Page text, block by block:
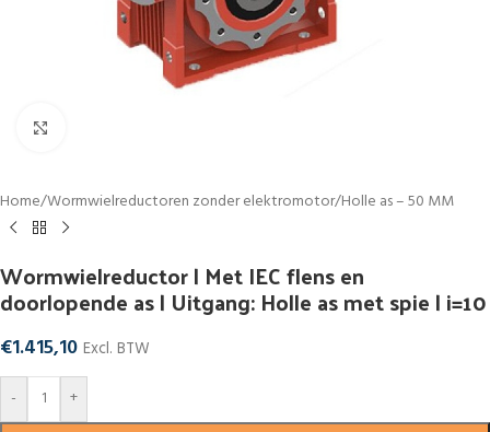
Home/Wormwielreductoren zonder elektromotor/Holle as – 50 MM
Wormwielreductor | Met IEC flens en
doorlopende as | Uitgang: Holle as met spie | i=10
€1.415,10 Excl. BTW
-
+